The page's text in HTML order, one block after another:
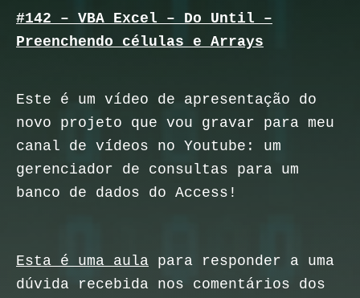
#142 – VBA Excel – Do Until –
Preenchendo células e Arrays
Este é um vídeo de apresentação do
novo projeto que vou gravar para meu
canal de vídeos no Youtube: um
gerenciador de consultas para um
banco de dados do Access!
Esta é uma aula para responder a uma
dúvida recebida nos comentários dos